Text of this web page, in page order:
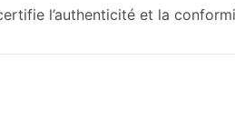
l’authenticité et la